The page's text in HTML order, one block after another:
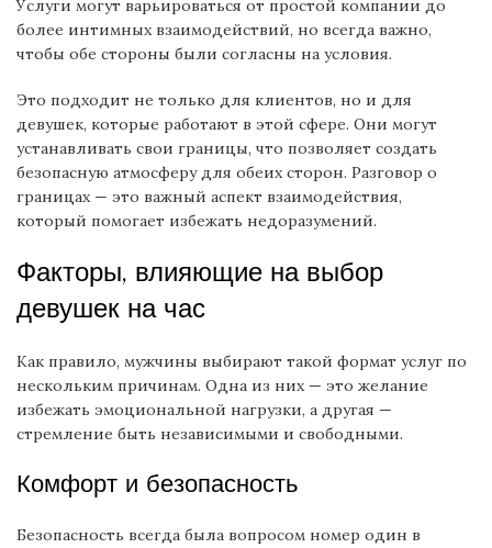
Услуги могут варьироваться от простой компании до
более интимных взаимодействий, но всегда важно,
чтобы обе стороны были согласны на условия.
Это подходит не только для клиентов, но и для
девушек, которые работают в этой сфере. Они могут
устанавливать свои границы, что позволяет создать
безопасную атмосферу для обеих сторон. Разговор о
границах — это важный аспект взаимодействия,
который помогает избежать недоразумений.
Факторы, влияющие на выбор
девушек на час
Как правило, мужчины выбирают такой формат услуг по
нескольким причинам. Одна из них — это желание
избежать эмоциональной нагрузки, а другая —
стремление быть независимыми и свободными.
Комфорт и безопасность
Безопасность всегда была вопросом номер один в